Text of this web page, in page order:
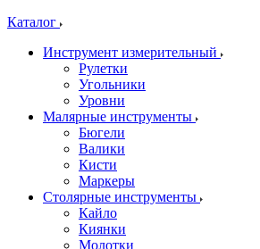
Каталог
Инструмент измерительный
Рулетки
Угольники
Уровни
Малярные инструменты
Бюгели
Валики
Кисти
Маркеры
Столярные инструменты
Кайло
Киянки
Молотки